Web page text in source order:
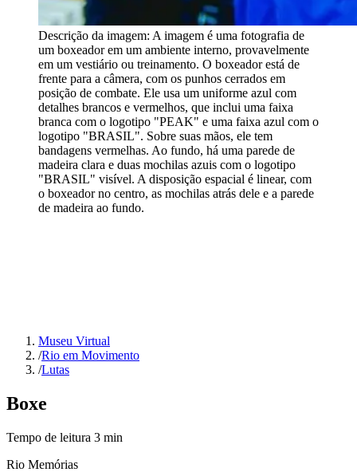
Descrição da imagem: A imagem é uma fotografia de
um boxeador em um ambiente interno, provavelmente
em um vestiário ou treinamento. O boxeador está de
frente para a câmera, com os punhos cerrados em
posição de combate. Ele usa um uniforme azul com
detalhes brancos e vermelhos, que inclui uma faixa
branca com o logotipo "PEAK" e uma faixa azul com o
logotipo "BRASIL". Sobre suas mãos, ele tem
bandagens vermelhas. Ao fundo, há uma parede de
madeira clara e duas mochilas azuis com o logotipo
"BRASIL" visível. A disposição espacial é linear, com
o boxeador no centro, as mochilas atrás dele e a parede
de madeira ao fundo.
Museu Virtual
/Rio em Movimento
/Lutas
Boxe
Tempo de leitura 3 min
Rio Memórias